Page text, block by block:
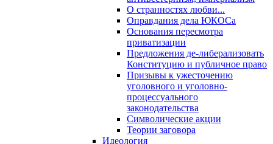
О странностях любви...
Оправдания дела ЮКОСа
Основания пересмотра
приватизации
Предложения де-либерализовать
Конституцию и публичное право
Призывы к ужесточению
уголовного и уголовно-
процессуального
законодательства
Символические акции
Теории заговора
Идеология